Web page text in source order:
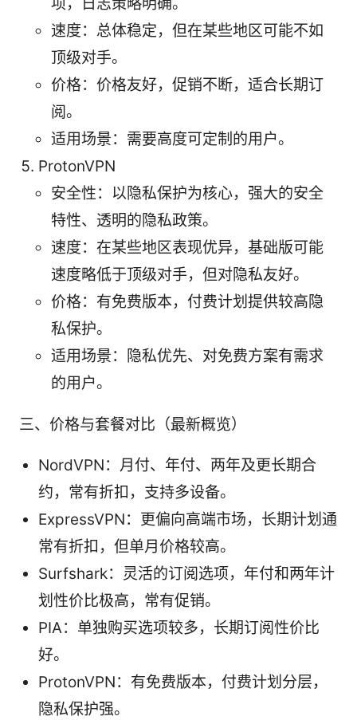
项，日志策略明确。
速度：总体稳定，但在某些地区可能不如
顶级对手。
价格：价格友好，促销不断，适合长期订
阅。
适用场景：需要高度可定制的用户。
ProtonVPN
安全性：以隐私保护为核心，强大的安全
特性、透明的隐私政策。
速度：在某些地区表现优异，基础版可能
速度略低于顶级对手，但对隐私友好。
价格：有免费版本，付费计划提供较高隐
私保护。
适用场景：隐私优先、对免费方案有需求
的用户。
三、价格与套餐对比（最新概览）
NordVPN：月付、年付、两年及更长期合
约，常有折扣，支持多设备。
ExpressVPN：更偏向高端市场，长期计划通
常有折扣，但单月价格较高。
Surfshark：灵活的订阅选项，年付和两年计
划性价比极高，常有促销。
PIA：单独购买选项较多，长期订阅性价比
好。
ProtonVPN：有免费版本，付费计划分层，
隐私保护强。